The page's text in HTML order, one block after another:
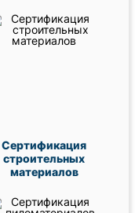
Сертификация
строительных
материалов